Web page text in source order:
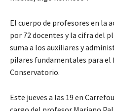
El cuerpo de profesores en la
por 72 docentes y la cifra del
suma a los auxiliares y
pilares fundamentales para
Conservatorio.
Este jueves a las 19 en